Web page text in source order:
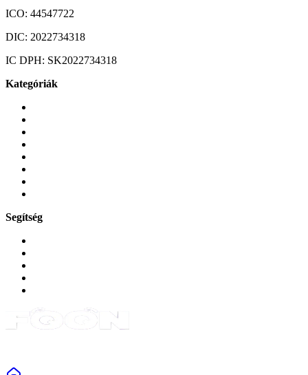
ICO: 44547722
DIC: 2022734318
IC DPH: SK2022734318
Kategóriák
Segítség